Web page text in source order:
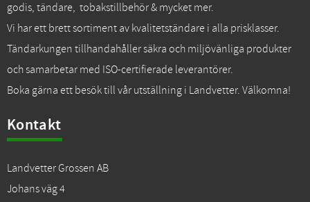
godis, tändare, tobakstillbehör & mycket mer.
Vi har ett brett sortiment av kvalitetständare i alla prisklasser.
Tändarkungen tillhandahåller säkra och miljövänliga produkter
och samarbetar med ISO-certifierade leverantörer.
Boka gärna ett besök till vår utställning i Landvetter. Välkomna!
Kontakt
Landvetter Grossen AB
Johans väg 4